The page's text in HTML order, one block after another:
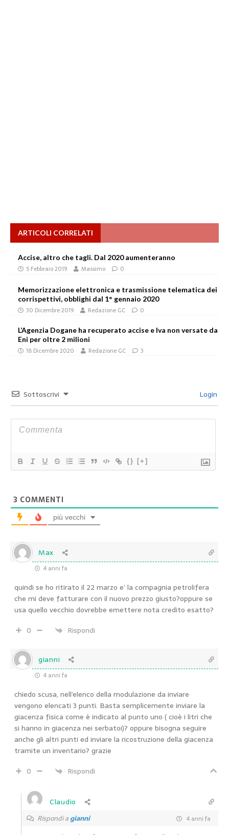
ARTICOLI CORRELATI
Accise, altro che tagli. Dal 2020 aumenteranno
5 Febbraio 2019 Massimo 0
Memorizzazione elettronica e trasmissione telematica dei
corrispettivi, obblighi dal 1° gennaio 2020
30 Dicembre 2019 Redazione GC 0
L’Agenzia Dogane ha recuperato accise e Iva non versate da
Eni per oltre 2 milioni
18 Dicembre 2020 Redazione GC 3
Sottoscrivi Login
{} [+]
3 COMMENTI
più vecchi
Max
4 anni fa
quindi se ho ritirato il 22 marzo e’ la compagnia petrolifera
che mi deve fatturare con il nuovo prezzo giusto?oppure se
usa quello vecchio dovrebbe emettere nota credito esatto?
0
Rispondi
gianni
4 anni fa
chiedo scusa, nell’elenco della modulazione da inviare
vengono elencati 3 punti. Basta semplicemente inviare la
giacenza fisica come è indicato al punto uno ( cioè i litri che
si hanno in giacenza nei serbatoi)? oppure bisogna seguire
anche gli altri punti ed inviare la ricostruzione della giacenza
tramite un inventario? grazie
0
Rispondi
Claudio
Rispondi agianni 4 anni fa